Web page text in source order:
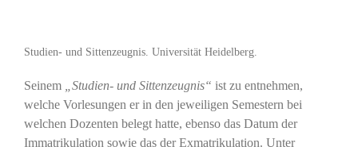
Studien- und Sittenzeugnis. Universität Heidelberg.
Seinem „Studien- und Sittenzeugnis“ ist zu entnehmen,
welche Vorlesungen er in den jeweiligen Semestern bei
welchen Dozenten belegt hatte, ebenso das Datum der
Immatrikulation sowie das der Exmatrikulation. Unter